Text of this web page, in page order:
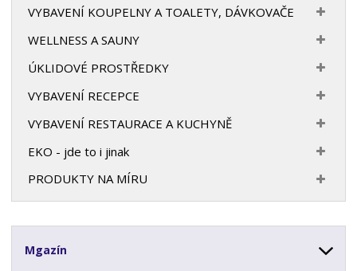
VYBAVENÍ KOUPELNY A TOALETY, DÁVKOVAČE
WELLNESS A SAUNY
ÚKLIDOVÉ PROSTŘEDKY
VYBAVENÍ RECEPCE
VYBAVENÍ RESTAURACE A KUCHYNĚ
EKO - jde to i jinak
PRODUKTY NA MÍRU
Mgazín